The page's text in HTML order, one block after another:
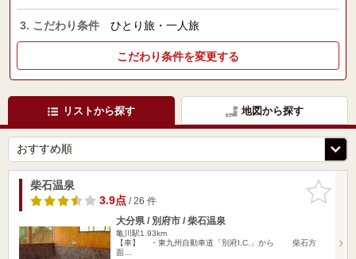
3. こだわり条件 ひとり旅・一人旅
こだわり条件を変更する
リストから探す 地図から探す
お気に入
りに追加
柴石温泉
3.9点/ 26 件
大分県 / 別府市 / 柴石温泉
亀川駅1.93km
【車】 ・東九州自動車道「別府I.C.」から 柴石方
面…